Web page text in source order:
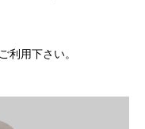
利用下さい。